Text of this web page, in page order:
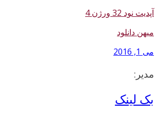
نود 32 ورژن 4
دانلود
1, 2016
لینک